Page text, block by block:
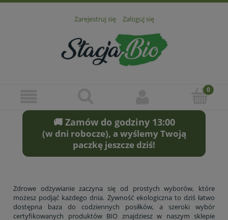
Zarejestruj się Zaloguj się
🚚 Zamów do godziny 13:00
(w dni robocze), a wyślemy Twoją
paczkę jeszcze dziś!
Zdrowe odżywianie zaczyna się od prostych wyborów, które
możesz podjąć każdego dnia. Żywność ekologiczna to dziś łatwo
dostępna baza do codziennych posiłków, a szeroki wybór
certyfikowanych produktów BIO znajdziesz w naszym sklepie